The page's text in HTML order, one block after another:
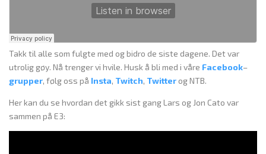
Takk til alle som fulgte med og bidro de siste dagene. Det var
utrolig gøy. Nå trenger vi hvile. Husk å bli med i våre Facebook–
grupper, følg oss på Insta, Twitch, Twitterog NTB.
Her kan du se hvordan det gikk sist gang Lars og Jon Cato var
sammen på E3: